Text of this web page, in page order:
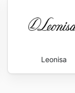
Leonisa